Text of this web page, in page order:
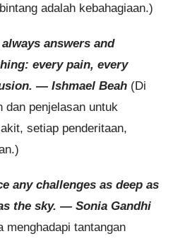
adalah kebahagiaan.)
answers and
every pain, every
— Ishmael Beah (Di
dan penjelasan untuk
setiap penderitaan,
any challenges as deep as
the sky. — Sonia Gandhi
menghadapi tantangan